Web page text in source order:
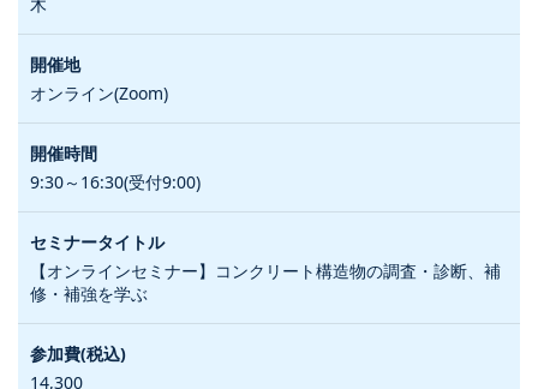
オンライン(Zoom)
9:30～16:30(受付9:00)
【オンラインセミナー】コンクリート構造物の調査・診断、補
修・補強を学ぶ
14,300